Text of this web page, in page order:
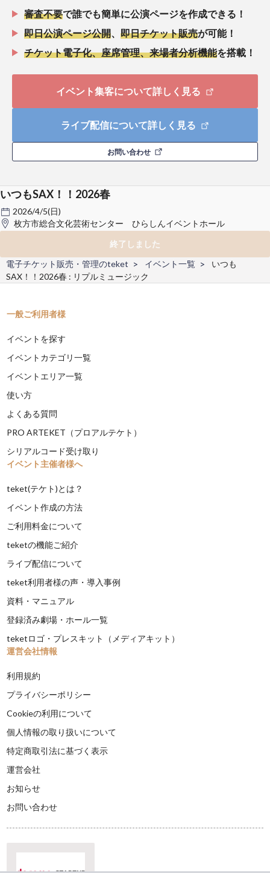
審査不要で誰でも簡単に公演ページを作成できる！
即日公演ページ公開、 即日チケット販売が可能！
チケット電子化、座席管理、来場者分析機能を搭載！
イベント集客について詳しく見る
ライブ配信について詳しく見る
お問い合わせ
いつもSAX！！2026春
2026/4/5(日)
枚方市総合文化芸術センター ひらしんイベントホール
終了しました
電子チケット販売・管理のteket
イベント一覧
いつも
SAX！！2026春 : リプルミュージック
一般ご利用者様
イベントを探す
イベントカテゴリ一覧
イベントエリア一覧
使い方
よくある質問
PRO ARTEKET（プロアルテケト）
シリアルコード受け取り
イベント主催者様へ
teket(テケト)とは？
イベント作成の方法
ご利用料金について
teketの機能ご紹介
ライブ配信について
teket利用者様の声・導入事例
資料・マニュアル
登録済み劇場・ホール一覧
teketロゴ・プレスキット（メディアキット）
運営会社情報
利用規約
プライバシーポリシー
Cookieの利用について
個人情報の取り扱いについて
特定商取引法に基づく表示
運営会社
お知らせ
お問い合わせ